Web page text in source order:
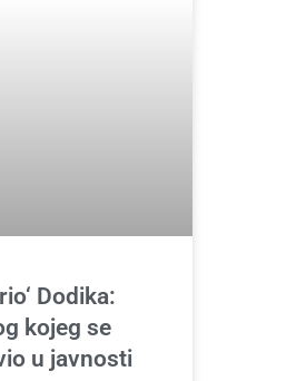
Dodika:
kojeg se
u javnosti